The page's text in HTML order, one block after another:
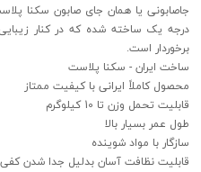
درجه یک ساخته شده که در کنار
برخوردار است.
ساخت ایران - سکنا پلاست
محصول کاملاً ایرانی با کیفیت ممتاز
قابلیت تحمل وزن تا 10 کیلوگرم
طول عمر بسیار بالا
سازگار با مواد شوینده
قابلیت نظافت آسان بدلیل جدا شدن